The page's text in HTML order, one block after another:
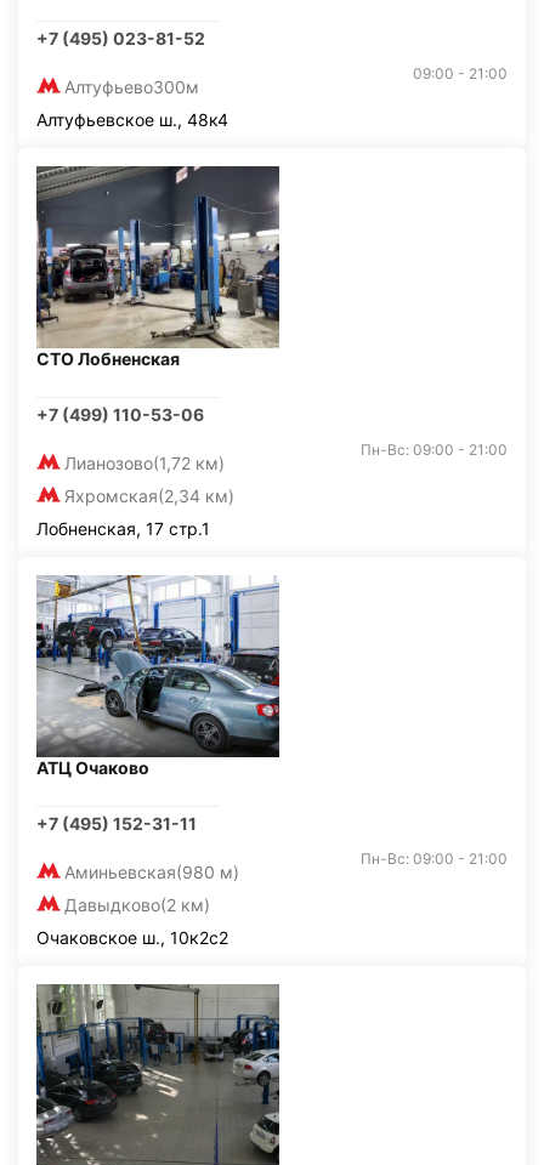
+7 (495) 023-81-52
Алтуфьево300м
09:00 - 21:00
Алтуфьевское ш., 48к4
СТО Лобненская
+7 (499) 110-53-06
Лианозово(1,72 км)
Яхромская(2,34 км)
Пн-Вс: 09:00 - 21:00
Лобненская, 17 стр.1
АТЦ Очаково
+7 (495) 152-31-11
Аминьевская(980 м)
Давыдково(2 км)
Пн-Вс: 09:00 - 21:00
Очаковское ш., 10к2с2